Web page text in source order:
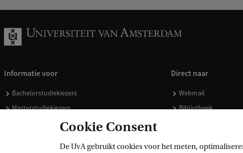
Informatie voor
Bachelorstudiekiezers
Masterstudiekiezers
Direct naar
Webmail
Bibliotheek
Cookie Consent
De UvA gebruikt cookies voor het meten,